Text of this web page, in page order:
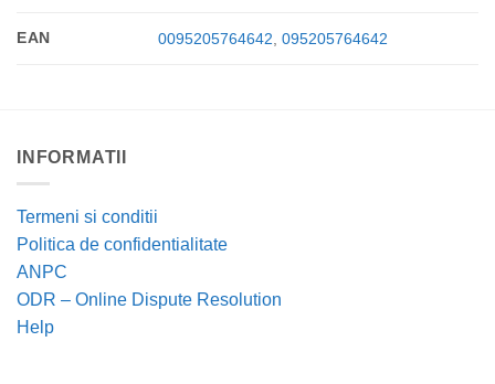
EAN 0095205764642 ,095205764642
INFORMATII
Termeni si conditii
Politica de confidentialitate
ANPC
ODR – Online Dispute Resolution
Help